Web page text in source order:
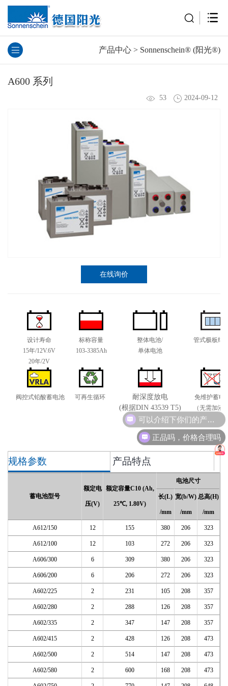
产品中心 > Sonnenschein® (阳光®​)
A600 系列
53 2024-09-12
在线询价
设计寿命
15年/12V.6V
20年/2V
标称容量
103-3385Ah
整体电池/
单体电池
管式极板结
阀控式铅酸蓄电池 可再生循环
耐深度放电
(根据DIN 43539 T5)
免维护蓄电
（无需加液
规格参数 产品特点
蓄电池型号
额定电
压(V)
额定容量C10 (Ah,
25℃, 1.80V)
电池尺寸
长(L)
/mm
宽(b/W)
/mm
总高(H)
/mm
A612/150 12 155 380 206 323
A612/100 12 103 272 206 323
A606/300 6 309 380 206 323
A606/200 6 206 272 206 323
A602/225 2 231 105 208 357
A602/280 2 288 126 208 357
A602/335 2 347 147 208 357
A602/415 2 428 126 208 473
A602/500 2 514 147 208 473
A602/580 2 600 168 208 473
可以介绍下你们的产品么
正品吗，价格合理吗